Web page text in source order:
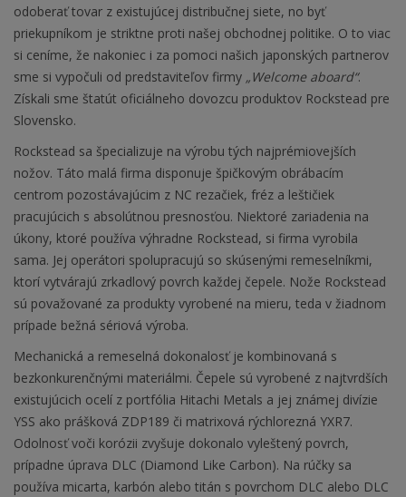
odoberať tovar z existujúcej distribučnej siete, no byť
priekupníkom je striktne proti našej obchodnej politike. O to viac
si ceníme, že nakoniec i za pomoci našich japonských partnerov
sme si vypočuli od predstaviteľov firmy „Welcome aboard“.
Získali sme štatút oficiálneho dovozcu produktov Rockstead pre
Slovensko.
Rockstead sa špecializuje na výrobu tých najprémiovejších
nožov. Táto malá firma disponuje špičkovým obrábacím
centrom pozostávajúcim z NC rezačiek, fréz a leštičiek
pracujúcich s absolútnou presnosťou. Niektoré zariadenia na
úkony, ktoré používa výhradne Rockstead, si firma vyrobila
sama. Jej operátori spolupracujú so skúsenými remeselníkmi,
ktorí vytvárajú zrkadlový povrch každej čepele. Nože Rockstead
sú považované za produkty vyrobené na mieru, teda v žiadnom
prípade bežná sériová výroba.
Mechanická a remeselná dokonalosť je kombinovaná s
bezkonkurenčnými materiálmi. Čepele sú vyrobené z najtvrdších
existujúcich ocelí z portfólia Hitachi Metals a jej známej divízie
YSS ako prášková ZDP189 či matrixová rýchlorezná YXR7.
Odolnosť voči korózii zvyšuje dokonalo vyleštený povrch,
prípadne úprava DLC (Diamond Like Carbon). Na rúčky sa
používa micarta, karbón alebo titán s povrchom DLC alebo DLC